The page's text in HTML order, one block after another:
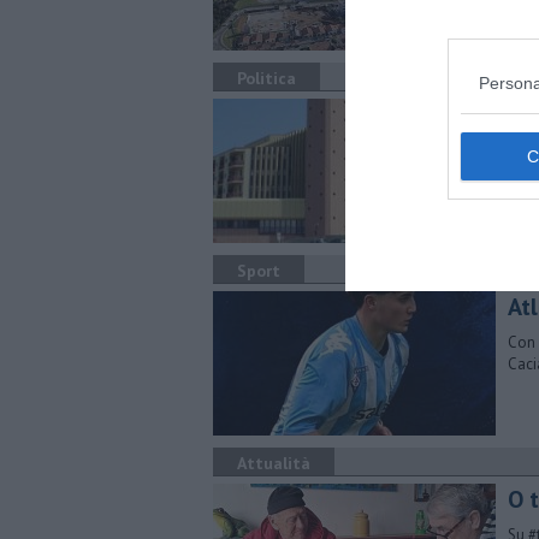
Politica
La
Sport
Attualità
​O
Su